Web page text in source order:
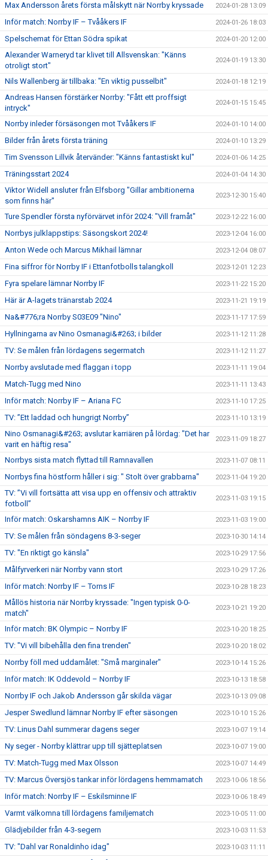
Max Andersson årets första målskytt när Norrby kryssade 2024-01-28 13:09
Inför match: Norrby IF – Tvååkers IF 2024-01-26 18:03
Spelschemat för Ettan Södra spikat 2024-01-20 12:00
Alexander Warneryd tar klivet till Allsvenskan: "Känns
otroligt stort"
2024-01-19 13:30
Nils Wallenberg är tillbaka: "En viktig pusselbit" 2024-01-18 12:19
Andreas Hansen förstärker Norrby: "Fått ett proffsigt
intryck"
2024-01-15 15:45
Norrby inleder försäsongen mot Tvååkers IF 2024-01-10 14:00
Bilder från årets första träning 2024-01-10 13:29
Tim Svensson Lillvik återvänder: "Känns fantastiskt kul" 2024-01-06 14:25
Träningsstart 2024 2024-01-04 14:30
Viktor Widell ansluter från Elfsborg "Gillar ambitionerna
som finns här"
2023-12-30 15:40
Ture Spendler första nyförvärvet inför 2024: "Vill framåt" 2023-12-22 16:00
Norrbys julklappstips: Säsongskort 2024! 2023-12-04 16:00
Anton Wede och Marcus Mikhail lämnar 2023-12-04 08:07
Fina siffror för Norrby IF i Ettanfotbolls talangkoll 2023-12-01 12:23
Fyra spelare lämnar Norrby IF 2023-11-22 15:20
Här är A-lagets tränarstab 2024 2023-11-21 19:19
Na&#776;ra Norrby S03E09 "Nino" 2023-11-17 17:59
Hyllningarna av Nino Osmanagi&#263; i bilder 2023-11-12 11:28
TV: Se målen från lördagens segermatch 2023-11-12 11:27
Norrby avslutade med flaggan i topp 2023-11-11 19:04
Match-Tugg med Nino 2023-11-11 13:43
Inför match: Norrby IF – Ariana FC 2023-11-10 17:25
TV: ”Ett laddad och hungrigt Norrby” 2023-11-10 13:19
Nino Osmanagi&#263; avslutar karriären på lördag: "Det har
varit en häftig resa"
2023-11-09 18:27
Norrbys sista match flyttad till Ramnavallen 2023-11-07 08:11
Norrbys fina höstform håller i sig: " Stolt över grabbarna" 2023-11-04 19:20
TV: ”Vi vill fortsätta att visa upp en offensiv och attraktiv
fotboll”
2023-11-03 19:15
Inför match: Oskarshamns AIK – Norrby IF 2023-11-03 19:00
TV: Se målen från söndagens 8-3-seger 2023-10-30 14:14
TV: "En riktigt go känsla" 2023-10-29 17:56
Målfyrverkeri när Norrby vann stort 2023-10-29 17:26
Inför match: Norrby IF – Torns IF 2023-10-28 18:23
Mållös historia när Norrby kryssade: "Ingen typisk 0-0-
match"
2023-10-21 19:20
Inför match: BK Olympic – Norrby IF 2023-10-20 18:25
TV: "Vi vill bibehålla den fina trenden" 2023-10-20 18:02
Norrby föll med uddamålet: "Små marginaler" 2023-10-14 15:26
Inför match: IK Oddevold – Norrby IF 2023-10-13 18:58
Norrby IF och Jakob Andersson går skilda vägar 2023-10-13 09:08
Jesper Swedlund lämnar Norrby IF efter säsongen 2023-10-10 15:26
TV: Linus Dahl summerar dagens seger 2023-10-07 19:14
Ny seger - Norrby klättrar upp till sjätteplatsen 2023-10-07 19:00
TV: Match-Tugg med Max Olsson 2023-10-07 14:49
TV: Marcus Översjös tankar inför lördagens hemmamatch 2023-10-06 18:56
Inför match: Norrby IF – Eskilsminne IF 2023-10-06 18:49
Varmt välkomna till lördagens familjematch 2023-10-05 11:00
Glädjebilder från 4-3-segern 2023-10-03 11:53
TV: "Dahl var Ronaldinho idag" 2023-10-03 11:11